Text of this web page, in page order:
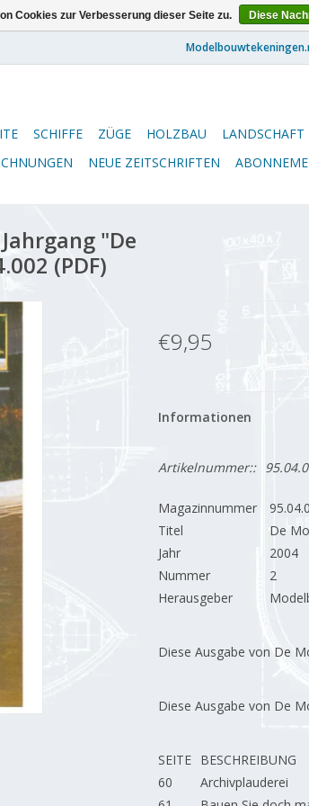
SCHIFFE ZÜGE HOLZBAU LANDSCHAFT
NEUE ZEITSCHRIFTEN
"De
(PDF)
€9,95
Informationen
Artikelnummer::
Magazinnummer
Titel
De
Jahr
2004
Nummer
2
Herausgeber
Diese Ausgabe von De
Diese Ausgabe von De
SEITE BESCHREIBUNG
60
Archivplauderei
Cookies zur Verbesserung dieser Seite zu. Diese